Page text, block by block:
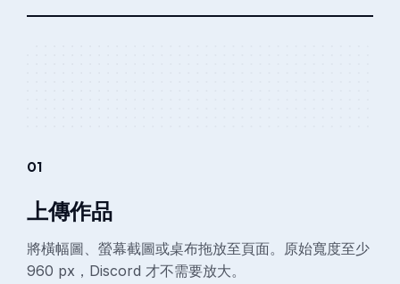
01
上傳作品
將橫幅圖、螢幕截圖或桌布拖放至頁面。原始寬度至少
960 px，Discord 才不需要放大。